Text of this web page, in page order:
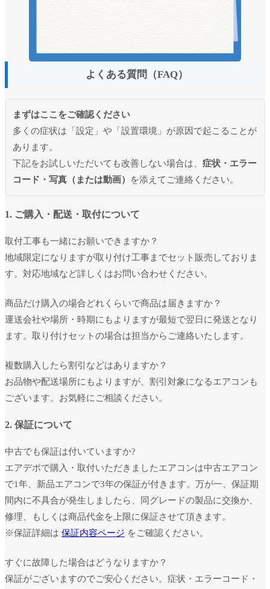
よくある質問（FAQ）
まずはここをご確認ください
多くの症状は「設定」や「設置環境」が原因で起こることが
あります。
下記をお試しいただいても改善しない場合は、 症状・エラー
コード・写真（または動画）
を添えてご連絡ください。
1. ご購入・配送・取付について
取付工事も一緒にお願いできますか？
地域限定になりますが取り付け工事までセット販売しておりま
す。対応地域など詳しくはお問い合わせください。
商品だけ購入の場合どれくらいで商品は届きますか？
運送会社や場所・時期にもよりますが最短で翌日に発送となり
ます。取り付けセットの場合は担当からご連絡いたします。
複数購入したら割引などはありますか？
お品物や配送場所にもよりますが、割引対象になるエアコンも
ございます。お気軽にご相談ください。
2. 保証について
中古でも保証は付いていますか?
エアデポで購入・取付いただきましたエアコンは中古エアコン
で1年、新品エアコンで3年の保証が付きます。万が一、保証期
間内に不具合が発生しましたら、同グレードの製品に交換か、
修理、もしくは商品代金を上限に保証させて頂きます。
※保証詳細は 保証内容ページ をご確認ください。
すぐに故障した場合はどうなりますか？
保証がございますのでご安心ください。症状・エラーコード・